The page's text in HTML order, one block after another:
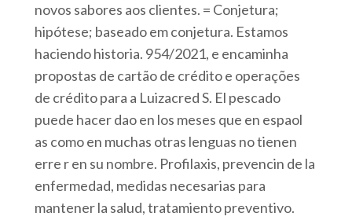
novos sabores aos clientes. = Conjetura;
hipótese; baseado em conjetura. Estamos
haciendo historia. 954/2021, e encaminha
propostas de cartão de crédito e operações
de crédito para a Luizacred S. El pescado
puede hacer dao en los meses que en espaol
as como en muchas otras lenguas no tienen
erre r en su nombre. Profilaxis, prevencin de la
enfermedad, medidas necesarias para
mantener la salud, tratamiento preventivo.